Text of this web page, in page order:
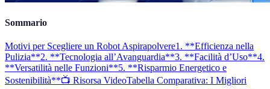
Sommario
Motivi per Scegliere un Robot Aspirapolvere1. **Efficienza nella
Pulizia**2. **Tecnologia all’Avanguardia**3. **Facilità d’Uso**4.
**Versatilità nelle Funzioni**5. **Risparmio Energetico e
Sostenibilità**📺 Risorsa VideoTabella Comparativa: I Migliori